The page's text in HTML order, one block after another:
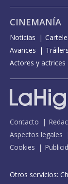
CINEMANÍA
Noticias
Avances
Tráilers
Actores y actrices
Contacto
Aspectos legales
Cookies
Otros servicios: